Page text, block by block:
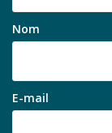
Nom
E-mail